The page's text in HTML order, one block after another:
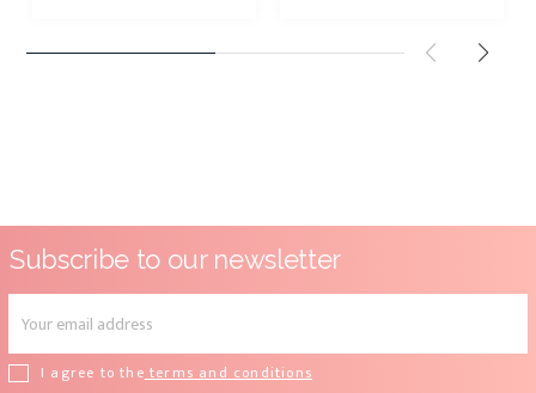
Subscribe to our newsletter
I agree to theterms and conditions